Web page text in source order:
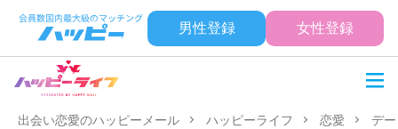
男性登録 女性登録
出会い恋愛のハッピーメール ハッピーライフ 恋愛 デ